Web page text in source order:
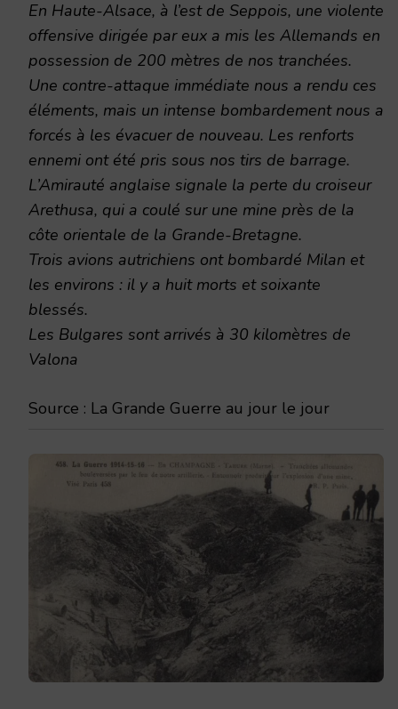
En Haute-Alsace, à l’est de Seppois, une violente
offensive dirigée par eux a mis les Allemands en
possession de 200 mètres de nos tranchées.
Une contre-attaque immédiate nous a rendu ces
éléments, mais un intense bombardement nous a
forcés à les évacuer de nouveau. Les renforts
ennemi ont été pris sous nos tirs de barrage.
L’Amirauté anglaise signale la perte du croiseur
Arethusa, qui a coulé sur une mine près de la
côte orientale de la Grande-Bretagne.
Trois avions autrichiens ont bombardé Milan et
les environs : il y a huit morts et soixante
blessés.
Les Bulgares sont arrivés à 30 kilomètres de
Valona
Source : La Grande Guerre au jour le jour